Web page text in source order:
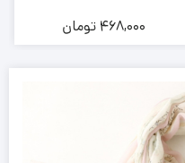
468,000 تومان